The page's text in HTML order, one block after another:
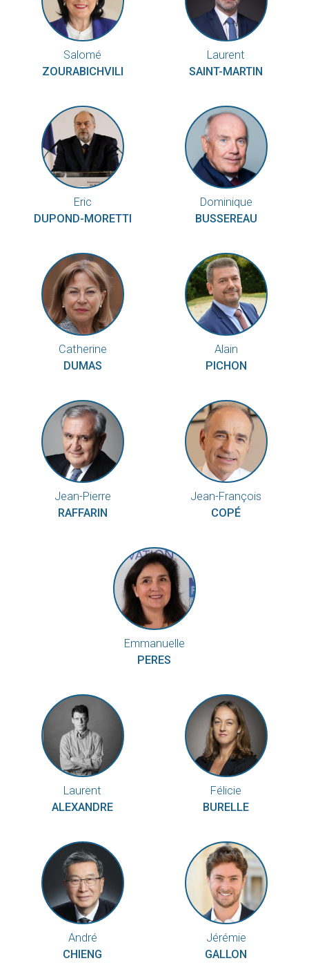
Salomé
ZOURABICHVILI
Laurent
SAINT-MARTIN
Eric
DUPOND-MORETTI
Dominique
BUSSEREAU
Catherine
DUMAS
Alain
PICHON
Jean-Pierre
RAFFARIN
Jean-François
COPÉ
Emmanuelle
PERES
Laurent
ALEXANDRE
Félicie
BURELLE
André
CHIENG
Jérémie
GALLON